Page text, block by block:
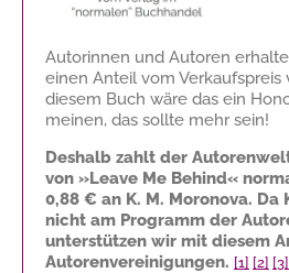
Autorinnen und Autoren
einen Anteil vom Verkaufspreis
diesem Buch wäre das ein
meinen, das sollte mehr sein!
Deshalb zahlt der
von »Leave Me Behind«
0,88 € an K. M. Moronova. Da
nicht am Programm der
unterstützen wir mit diesem
Autorenvereinigungen. [1] [2] [3]